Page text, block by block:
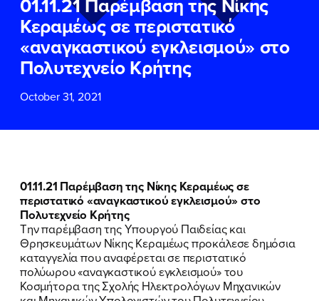
Κεραμέως σε περιστατικό
«αναγκαστικού εγκλεισμού» στο
Πολυτεχνείο Κρήτης
October 31, 2021
01.11.21 Παρέμβαση της Νίκης Κεραμέως σε
περιστατικό «αναγκαστικού εγκλεισμού» στο
Πολυτεχνείο Κρήτης
Την παρέμβαση της Υπουργού Παιδείας και
Θρησκευμάτων Νίκης Κεραμέως προκάλεσε δημόσια
καταγγελία που αναφέρεται σε περιστατικό
πολύωρου «αναγκαστικού εγκλεισμού» του
Κοσμήτορα της Σχολής Ηλεκτρολόγων Μηχανικών
ΕΠΙΘΕΤΟ*
ΤΗΛΕΦΩΝΟ *
EMAIL
Δεδομένων
και τους τους
Όρους
Χρήσηςτου δικτυακού τόπου του
Πολιτικού Γραφείου της Βουλευτού
Νίκης Κεραμέως
ΥΠΟΒΟΛΗ
ΕΠΙΘΕΤΟ*
ΤΗΛΕΦΩΝΟ
EMAIL
Δεδομένων
και τους τους
Όρους
Χρήσηςτου δικτυακού τόπου του
Πολιτικού Γραφείου της Βουλευτού
Νίκης Κεραμέως
ΥΠΟΒΟΛΗ